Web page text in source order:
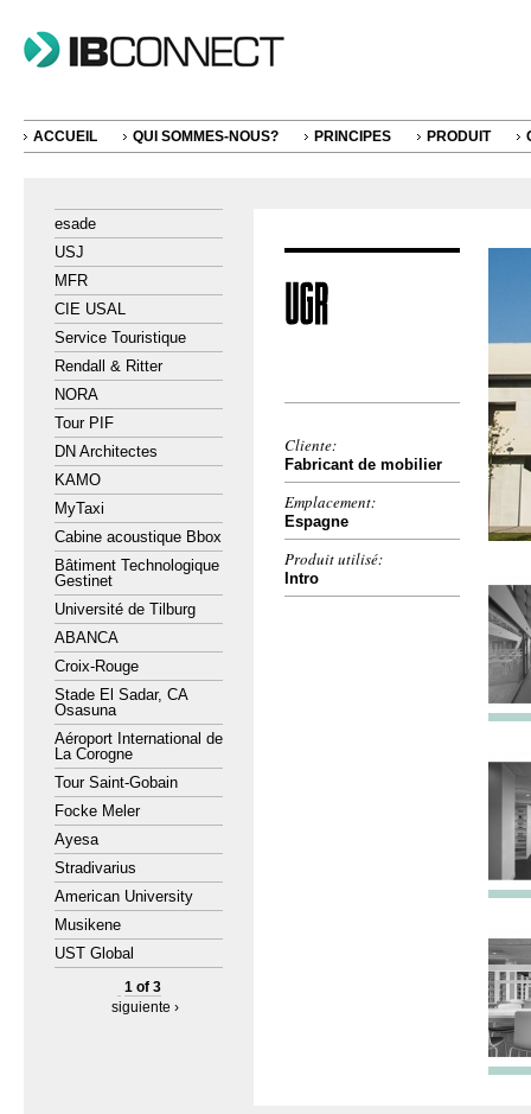
ACCUEIL QUI SOMMES-NOUS? PRINCIPES PRODUIT
esade
USJ
MFR
CIE USAL
Service Touristique
Rendall & Ritter
NORA
Tour PIF
DN Architectes
KAMO
MyTaxi
Cabine acoustique Bbox
Bâtiment Technologique
Gestinet
Université de Tilburg
ABANCA
Croix-Rouge
Stade El Sadar, CA
Osasuna
Aéroport International de
La Corogne
Tour Saint-Gobain
Focke Meler
Ayesa
Stradivarius
American University
Musikene
UST Global
1 of 3
siguiente ›
Cliente:
Fabricant de mobilier
Emplacement:
Espagne
Produit utilisé:
Intro